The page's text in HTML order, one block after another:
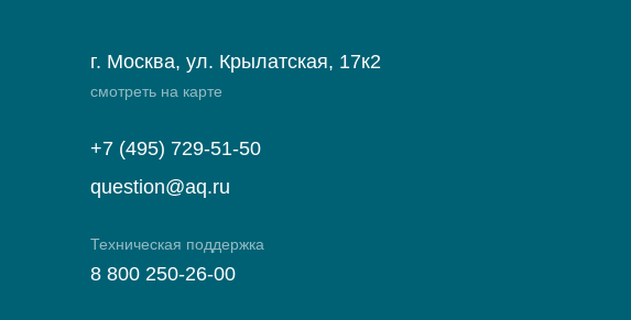
г. Москва, ул. Крылатская, 17к2
смотреть на карте
+7 (495) 729-51-50
question@aq.ru
Техническая поддержка
8 800 250-26-00